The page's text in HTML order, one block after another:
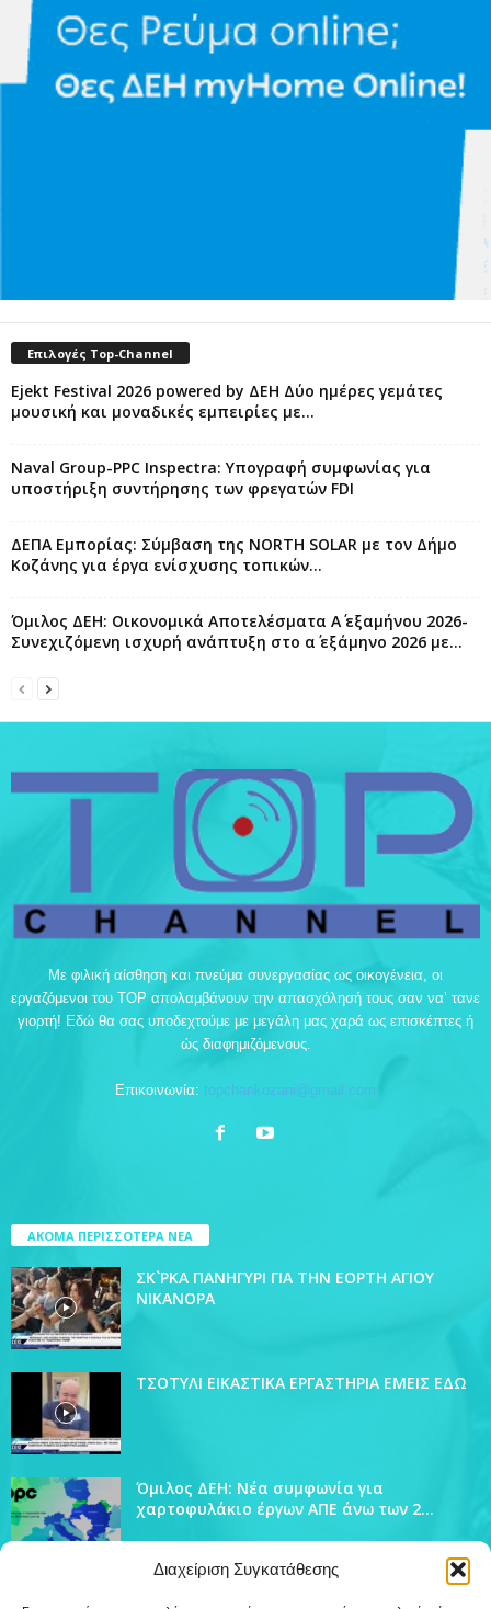
Διαχείριση Συγκατάθεσης
Επιλογές Top-Channel
Ejekt Festival 2026 powered by ΔΕΗ Δύο ημέρες γεμάτες
μουσική και μοναδικές εμπειρίες με...
Naval Group-PPC Inspectra: Υπογραφή συμφωνίας για
υποστήριξη συντήρησης των φρεγατών FDI
ΔΕΠΑ Εμπορίας: Σύμβαση της NORTH SOLAR με τον Δήμο
Κοζάνης για έργα ενίσχυσης τοπικών...
Όμιλος ΔΕΗ: Οικονομικά Αποτελέσματα Α΄ εξαμήνου 2026-
Συνεχιζόμενη ισχυρή ανάπτυξη στο α΄ εξάμηνο 2026 με...
Με φιλική αίσθηση και πνεύμα συνεργασίας ως οικογένεια, οι
εργαζόμενοι του TOP απολαμβάνουν την απασχόλησή τους σαν να’ τανε
γιορτή! Εδώ θα σας υποδεχτούμε με μεγάλη μας χαρά ως επισκέπτες ή
ώς διαφημιζόμενους.
Επικοινωνία: topchankozani@gmail.com
ΑΚΟΜΑ ΠΕΡΙΣΣΟΤΕΡΑ ΝΕΑ
ΣΚ`ΡΚΑ ΠΑΝΗΓΥΡΙ ΓΙΑ ΤΗΝ ΕΟΡΤΗ ΑΓΙΟΥ
ΝΙΚΑΝΟΡΑ
ΤΣΟΤΥΛΙ ΕΙΚΑΣΤΙΚΑ ΕΡΓΑΣΤΗΡΙΑ ΕΜΕΙΣ ΕΔΩ
Όμιλος ΔΕΗ: Νέα συμφωνία για
χαρτοφυλάκιο έργων ΑΠΕ άνω των 2...